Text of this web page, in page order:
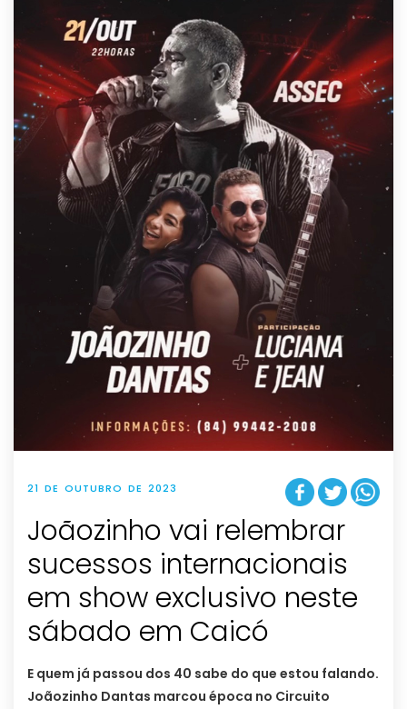
21 DE OUTUBRO DE 2023
Joãozinho vai relembrar
sucessos internacionais
em show exclusivo neste
sábado em Caicó
E quem já passou dos 40 sabe do que estou falando.
Joãozinho Dantas marcou época no Circuito